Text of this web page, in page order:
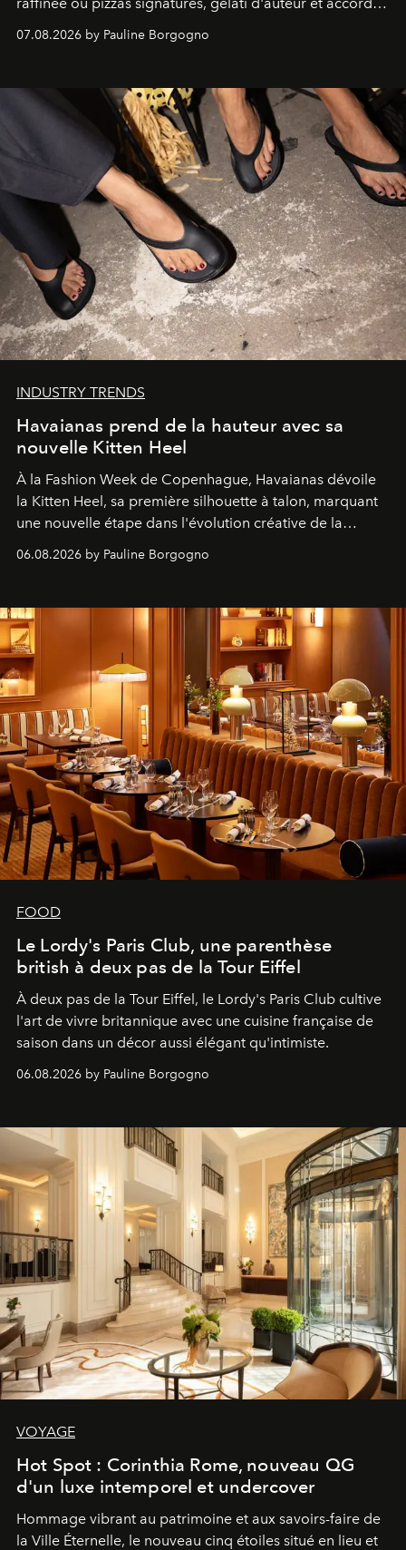
d'exception composent un véritable voyage sensoriel.
07.08.2026 by Pauline Borgogno
INDUSTRY TRENDS
Havaianas prend de la hauteur avec sa
nouvelle Kitten Heel
À la Fashion Week de Copenhague, Havaianas dévoile
la Kitten Heel, sa première silhouette à talon, marquant
une nouvelle étape dans l'évolution créative de la
06.08.2026 by Pauline Borgogno
FOOD
Le Lordy's Paris Club, une parenthèse
british à deux pas de la Tour Eiffel
À deux pas de la Tour Eiffel, le Lordy's Paris Club cultive
l'art de vivre britannique avec une cuisine française de
saison dans un décor aussi élégant qu'intimiste.
06.08.2026 by Pauline Borgogno
VOYAGE
Hot Spot : Corinthia Rome, nouveau QG
d'un luxe intemporel et undercover
Hommage vibrant au patrimoine et aux savoirs-faire de
la Ville Éternelle, le nouveau cinq étoiles situé en lieu et